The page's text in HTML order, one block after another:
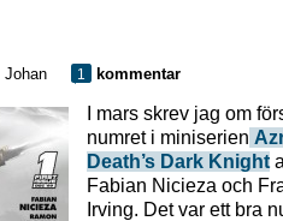
Johan 1 kommentar
I mars skrev jag om
numret i miniserien
Death’s Dark Knight
Fabian Nicieza och
Irving. Det var ett bra